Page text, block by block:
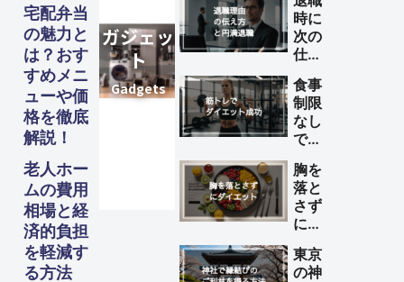
宅配弁当
の魅力と
は？おす
すめメニ
ューや価
格を徹底
解説！
老人ホー
ムの費用
相場と経
済的負担
を軽減す
る方法
時に
次の
仕事
まっ
てい
ない
理由
の伝
え方
と円
満退
職の
ため
のポ
食事
制限
なし
で筋
によ
るダ
イエ
ット
を成
功さ
胸を
落と
さず
にダ
ット
する
東京
の神